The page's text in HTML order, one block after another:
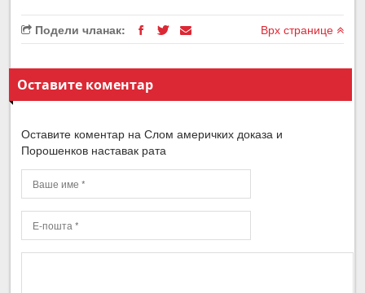
Подели чланак: Врх странице
Оставите коментар
Оставите коментар на Слом америчких доказа и
Порошенков наставак рата